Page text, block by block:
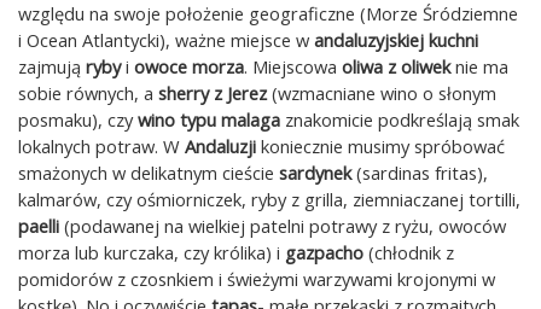
względu na swoje położenie geograficzne (Morze Śródziemne
i Ocean Atlantycki), ważne miejsce w andaluzyjskiej kuchni
zajmują rybyi owoce morza. Miejscowa oliwa z oliweknie ma
sobie równych, a sherry z Jerez(wzmacniane wino o słonym
posmaku), czywino typu malaga znakomicie podkreślają smak
lokalnych potraw. W Andaluzji koniecznie musimy spróbować
smażonych w delikatnym cieście sardynek(sardinas fritas),
kalmarów, czy ośmiorniczek, ryby z grilla, ziemniaczanej tortilli,
paelli (podawanej na wielkiej patelni potrawy z ryżu, owoców
morza lub kurczaka, czy królika) i gazpacho (chłodnik z
pomidorów z czosnkiem i świeżymi warzywami krojonymi w